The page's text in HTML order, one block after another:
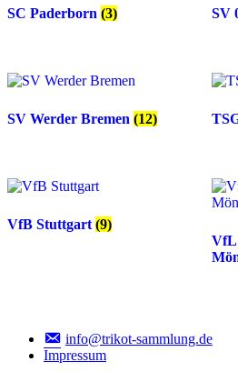
SC Paderborn (3) SV
SV Werder Bremen (12)
VfB Stuttgart (9)
VfL
info@trikot-sammlung.de
Impressum